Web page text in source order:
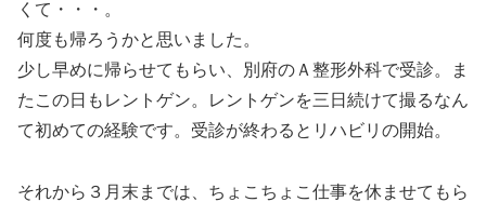
くて・・・。
何度も帰ろうかと思いました。
少し早めに帰らせてもらい、別府のＡ整形外科で受診。ま
たこの日もレントゲン。レントゲンを三日続けて撮るなん
て初めての経験です。受診が終わるとリハビリの開始。
それから３月末までは、ちょこちょこ仕事を休ませてもら